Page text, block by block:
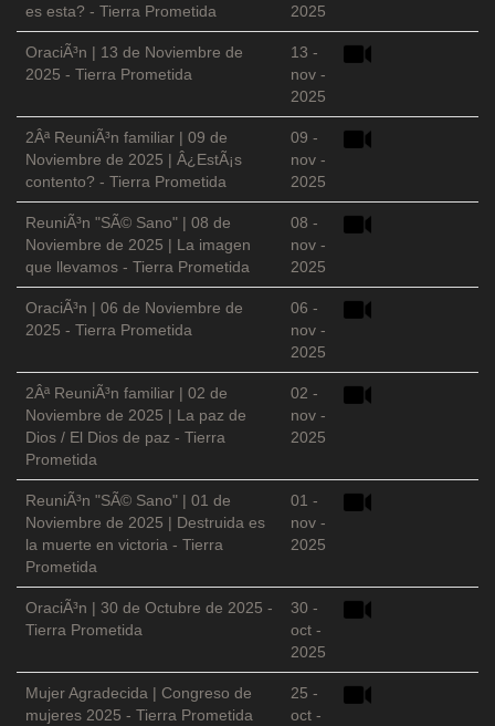
es esta? - Tierra Prometida
2025
OraciÃ³n | 13 de Noviembre de
2025 - Tierra Prometida
13 -
nov -
2025
2Âª ReuniÃ³n familiar | 09 de
Noviembre de 2025 | Â¿EstÃ¡s
contento? - Tierra Prometida
09 -
nov -
2025
ReuniÃ³n "SÃ© Sano" | 08 de
Noviembre de 2025 | La imagen
que llevamos - Tierra Prometida
08 -
nov -
2025
OraciÃ³n | 06 de Noviembre de
2025 - Tierra Prometida
06 -
nov -
2025
2Âª ReuniÃ³n familiar | 02 de
Noviembre de 2025 | La paz de
Dios / El Dios de paz - Tierra
Prometida
02 -
nov -
2025
ReuniÃ³n "SÃ© Sano" | 01 de
Noviembre de 2025 | Destruida es
la muerte en victoria - Tierra
Prometida
01 -
nov -
2025
OraciÃ³n | 30 de Octubre de 2025 -
Tierra Prometida
30 -
oct -
2025
Mujer Agradecida | Congreso de
mujeres 2025 - Tierra Prometida
25 -
oct -